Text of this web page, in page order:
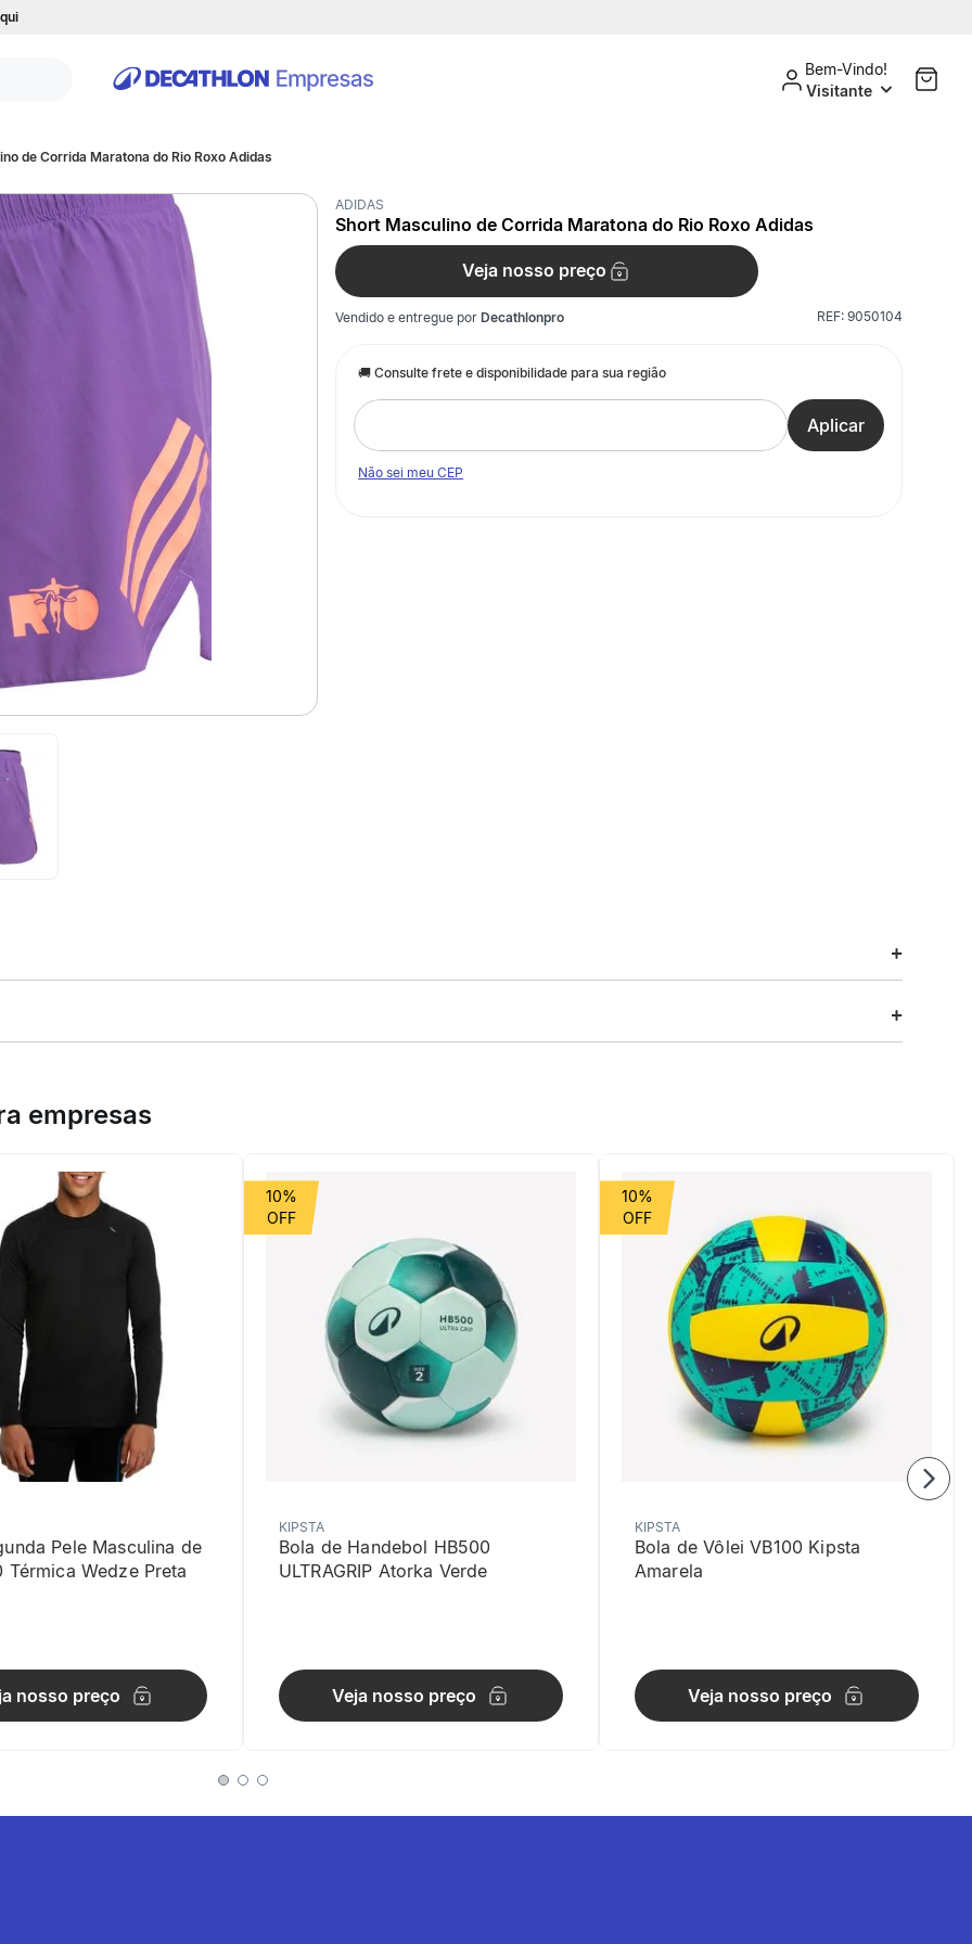
Bem-Vindo!
Visitante
de Corrida Maratona do Rio Roxo Adidas
ADIDAS
Short Masculino de Corrida Maratona do Rio Roxo Adidas
Veja nosso preço
Vendido e entregue porDecathlonpro REF: 9050104
Não sei meu CEP
nem muito justo nem muito folgado, proporcionando conforto.
empresas
Pele Masculina de
Térmica Wedze Preta
nosso preço
KIPSTA
Bola de Handebol HB500
ULTRAGRIP Atorka Verde
10%
Veja nosso preço
KIPSTA
Bola de Vôlei VB100 Kipsta
Amarela
10%
Veja nosso preço